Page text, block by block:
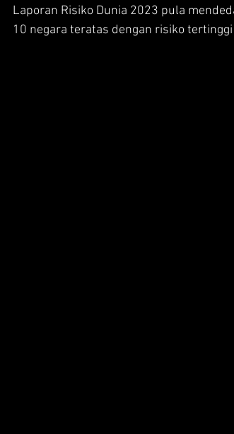
Laporan Risiko Dunia 2023 pula
10 negara teratas dengan risiko